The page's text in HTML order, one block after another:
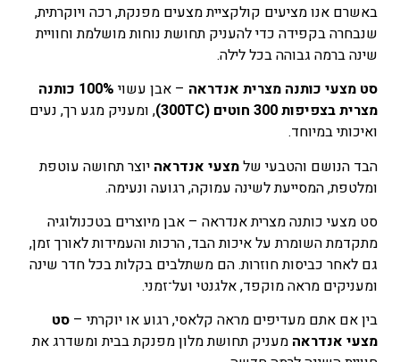
המחיר
הנוכחי
הוא
₪558
–
טווח
מחירים:
עד
באשרם אנו מציעים קולקציית מצעים מפנקת, רכה ויוקרתית,
שנבחרה בקפידה כדי להעניק תחושת נוחות מושלמת וחוויית
שינה ברמה גבוהה בכל לילה.
סט מצעי כותנה מצרית אנדראה – אבן עשוי
100% כותנה
מצרית בצפיפות 300 חוטים (300TC)
, ומעניק מגע רך, נעים
ואיכותי במיוחד.
הבד הנושם והטבעי שלמצעי אנדראה יוצר תחושה עוטפת
ומלטפת, המסייעת לשינה עמוקה, רגועה ונעימה.
סט מצעי כותנה מצרית אנדראה – אבן מיוצרים בטכנולוגיה
מתקדמת השומרת על איכות הבד, הרכות והעמידות לאורך זמן,
גם לאחר כביסות חוזרות. הם משתלבים בקלות בכל חדר שינה
ומעניקים מראה מוקפד, אלגנטי ועל־זמני.
בין אם אתם מעדיפים מראה קלאסי, רגוע או יוקרתי – סט
מצעי אנדראה מעניק תחושת מלון מפנקת בבית ומשדרג את